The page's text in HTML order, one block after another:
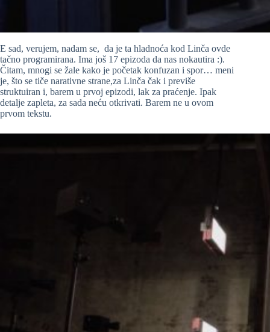
E sad, verujem, nadam se, da je ta hladnoća kod Linča ovde
tačno programirana. Ima još 17 epizoda da nas nokautira :).
Čitam, mnogi se žale kako je početak konfuzan i spor… meni
je, što se tiče narativne strane,za Linča čak i previše
struktuiran i, barem u prvoj epizodi, lak za praćenje. Ipak
detalje zapleta, za sada neću otkrivati. Barem ne u ovom
prvom tekstu.